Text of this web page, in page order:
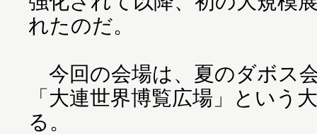
れたのだ。
今回の会場は、夏のダボス
「大連世界博覧広場」という
る。